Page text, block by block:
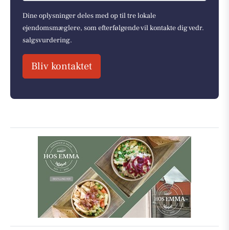
Dine oplysninger deles med op til tre lokale
ejendomsmæglere, som efterfølgende vil kontakte dig vedr.
salgsvurdering.
Bliv kontaktet